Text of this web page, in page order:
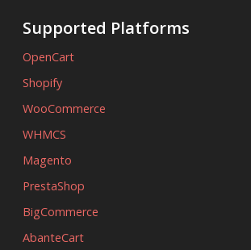
Supported Platforms
OpenCart
Shopify
WooCommerce
WHMCS
Magento
PrestaShop
BigCommerce
AbanteCart